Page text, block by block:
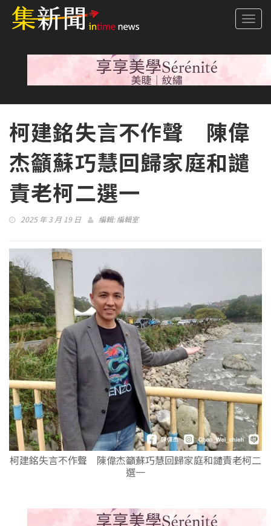
柯建銘失言不作聲 陳偉
杰籲蘇巧慧回歸家庭和譴
責老柯二選一
2025 年 3 月 19 日 編輯:編輯室
柯建銘失言不作聲 陳偉杰籲蘇巧慧回歸家庭和譴責老柯二
選一